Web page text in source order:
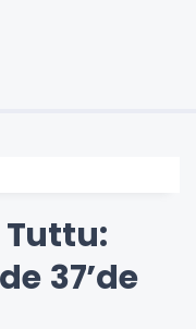
Tuttu:
37’de